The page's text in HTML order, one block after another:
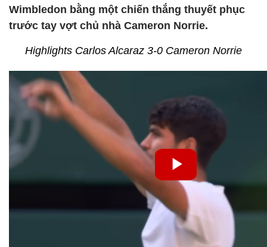
Wimbledon bằng một chiến thắng thuyết phục
trước tay vợt chủ nhà Cameron Norrie.
Highlights Carlos Alcaraz 3-0 Cameron Norrie